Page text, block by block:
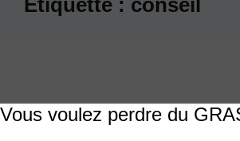
Étiquette : conseil
Vous voulez perdre du